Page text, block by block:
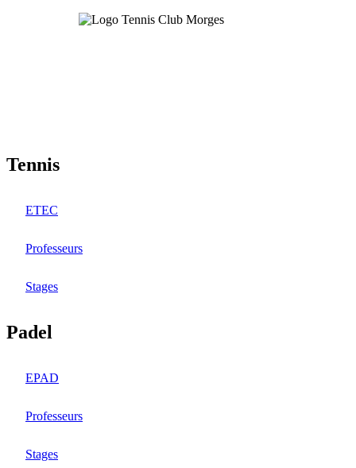
Tennis
ETEC
Professeurs
Stages
Padel
EPAD
Professeurs
Stages